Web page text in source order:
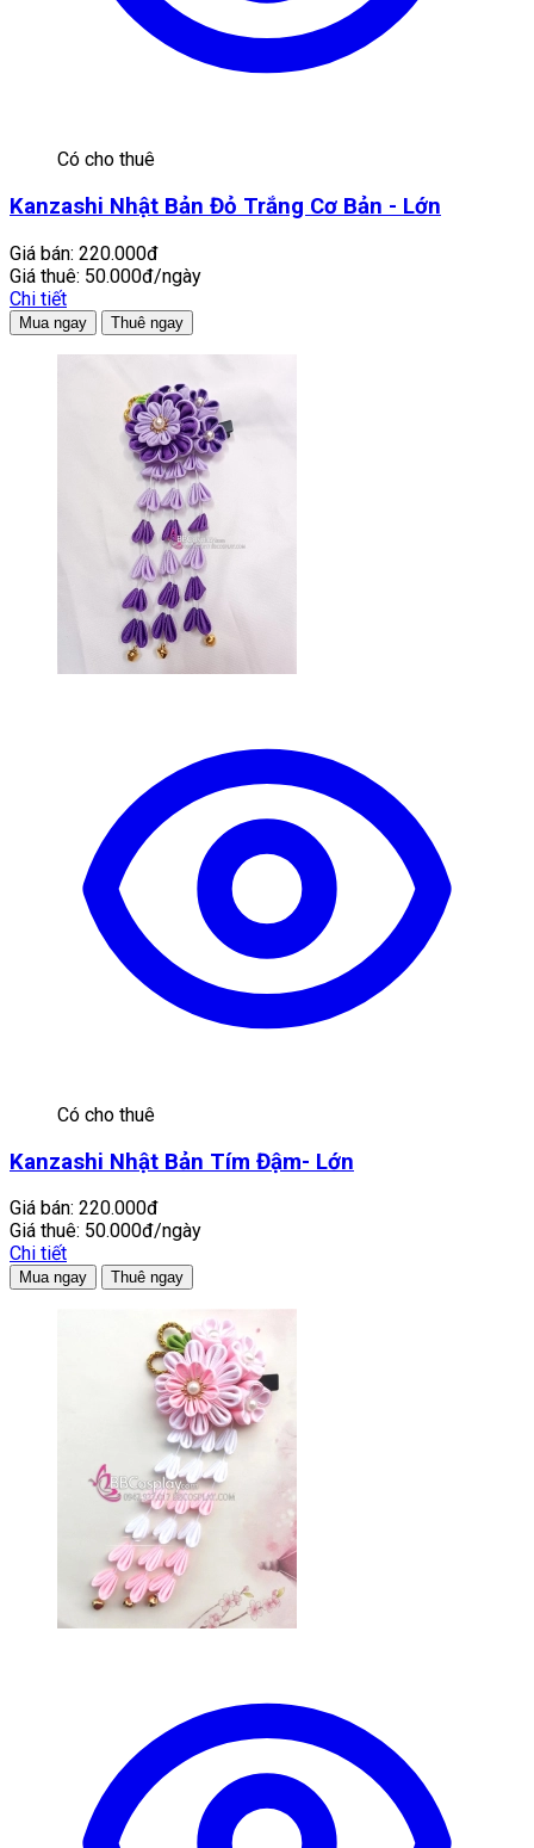
Có cho thuê
Kanzashi Nhật Bản Đỏ Trắng Cơ Bản - Lớn
Giá bán: 220.000đ
Giá thuê: 50.000đ/ngày
Chi tiết
Mua ngay Thuê ngay
Có cho thuê
Kanzashi Nhật Bản Tím Đậm- Lớn
Giá bán: 220.000đ
Giá thuê: 50.000đ/ngày
Chi tiết
Mua ngay Thuê ngay